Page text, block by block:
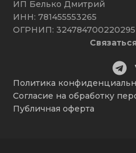
ИП Белько Дмитрий
ИНН: 781455553265
ОГРНИП: 324784700220295
Политика
Согласие на обработку
Публичная оферта